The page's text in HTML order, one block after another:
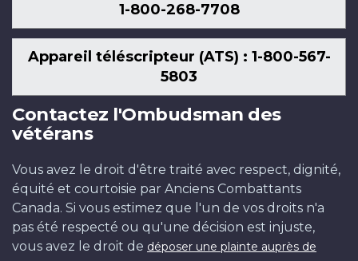
1-800-268-7708
Appareil téléscripteur (ATS) : 1-800-567-
5803
Contactez l'Ombudsman des
vétérans
Vous avez le droit d'être traité avec respect, dignité,
équité et courtoisie par Anciens Combattants
Canada. Si vous estimez que l'un de vos droits n'a
pas été respecté ou qu'une décision est injuste,
vous avez le droit de déposer une plainte auprès de